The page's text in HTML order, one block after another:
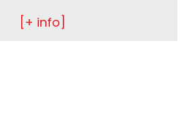
[+ info]